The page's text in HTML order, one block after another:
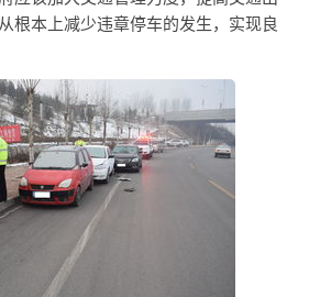
根本上减少违章停车的发生，实现良